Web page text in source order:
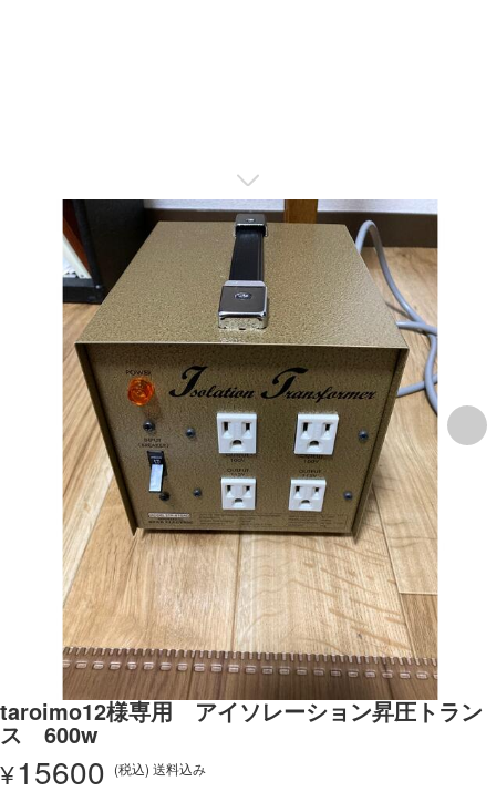
taroimo12様専用 アイソレーション昇圧トラン
ス 600w
¥15600 (税込) 送料込み